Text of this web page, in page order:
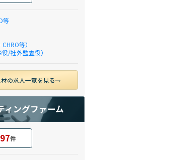
等
等）
/社外監査役）
の求人一覧を見る
ィングファーム
件